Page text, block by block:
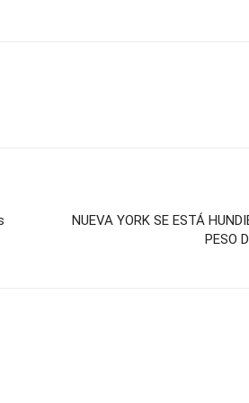
NUEVA YORK SE ESTÁ
PESO